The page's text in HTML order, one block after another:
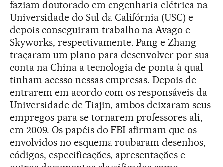
faziam doutorado em engenharia elétrica na
Universidade do Sul da Califórnia (USC) e
depois conseguiram trabalho na Avago e
Skyworks, respectivamente. Pang e Zhang
traçaram um plano para desenvolver por sua
conta na China a tecnologia de ponta à qual
tinham acesso nessas empresas. Depois de
entrarem em acordo com os responsáveis da
Universidade de Tiajin, ambos deixaram seus
empregos para se tornarem professores ali,
em 2009. Os papéis do FBI afirmam que os
envolvidos no esquema roubaram desenhos,
códigos, especificações, apresentações e